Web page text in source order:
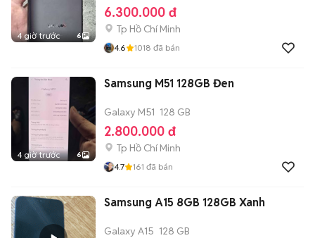
4 giờ trước 6
6.300.000 đ
Tp Hồ Chí Minh
4.6 1018 đã bán
4 giờ trước 6
Samsung M51 128GB Đen
Galaxy M51 128 GB
2.800.000 đ
Tp Hồ Chí Minh
4.7 161 đã bán
Samsung A15 8GB 128GB Xanh
Galaxy A15 128 GB